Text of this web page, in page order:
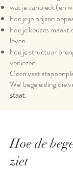
wat je aanbiedt (en
hoe je je prijzen
hoe je keuzes maakt
leven
hoe je structuur
verliezen
Geen vast
Wel begeleiding die
staat.
Hoe de
ziet